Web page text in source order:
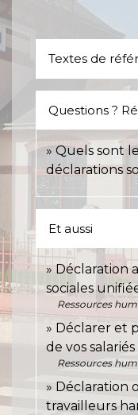
Textes de
Questions ?
Quels sont
déclarations
Et aussi
Déclaration
sociales
Ressources
Déclarer et
de vos salariés
Ressources
Déclaration
travailleurs